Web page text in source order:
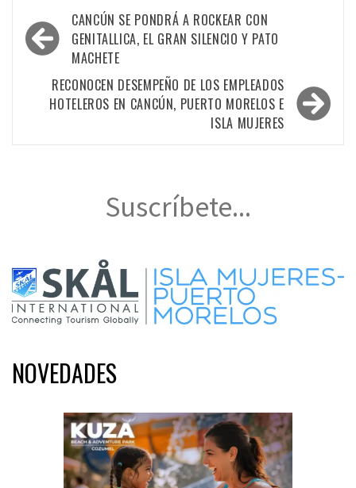
Navegación
de
entradas
CANCÚN SE PONDRÁ A ROCKEAR CON
GENITALLICA, EL GRAN SILENCIO Y PATO
MACHETE
RECONOCEN DESEMPEÑO DE LOS EMPLEADOS
HOTELEROS EN CANCÚN, PUERTO MORELOS E
ISLA MUJERES
Suscríbete...
NOVEDADES